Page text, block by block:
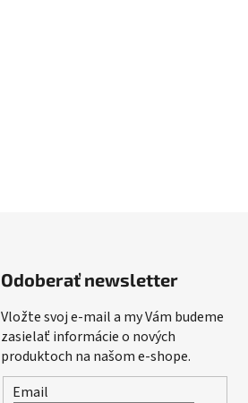
Odoberať newsletter
Vložte svoj e-mail a my Vám budeme
zasielať informácie o nových
produktoch na našom e-shope.
Email